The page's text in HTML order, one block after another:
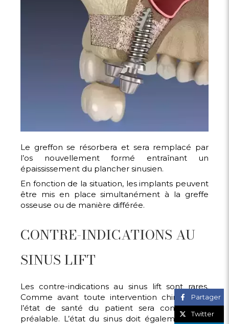
Le greffon se résorbera et sera remplacé par
l’os nouvellement formé entraînant un
épaississement du plancher sinusien.
En fonction de la situation, les implants peuvent
être mis en place simultanément à la greffe
osseuse ou de manière différée.
CONTRE-INDICATIONS AU
SINUS LIFT
Les contre-indications au sinus lift sont rares.
Comme avant toute intervention chirurgicale,
l’état de santé du patient sera contrôlé au
préalable. L’état du sinus doit également faire
Partager
Twitter